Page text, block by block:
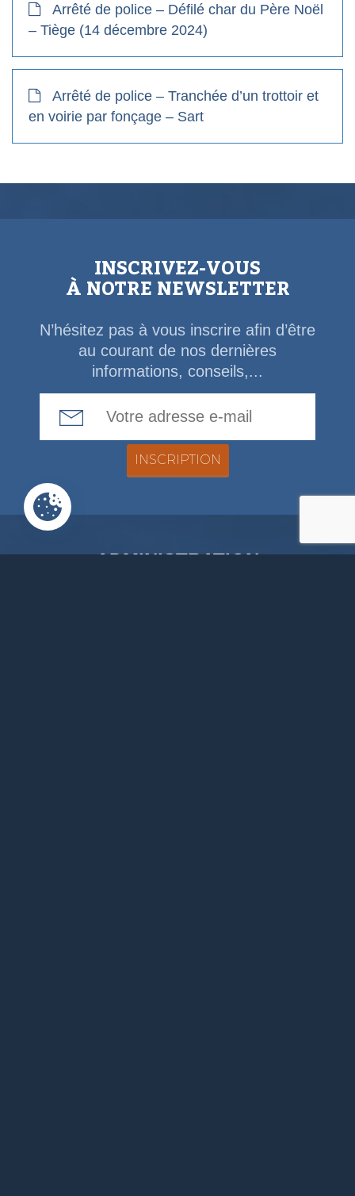
Arrêté de police – Défilé char du Père Noël
– Tiège (14 décembre 2024)
Arrêté de police – Tranchée d’un trottoir et
en voirie par fonçage – Sart
INSCRIVEZ-VOUS
À NOTRE NEWSLETTER
N’hésitez pas à vous inscrire afin d’être
au courant de nos dernières
informations, conseils,...
ADMINISTRATION